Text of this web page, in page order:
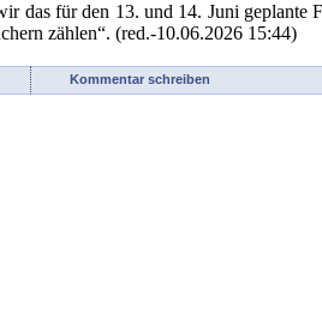
das für den 13. und 14. Juni
zählen“. (red.-10.06.2026 15:44)
Kommentar schreiben